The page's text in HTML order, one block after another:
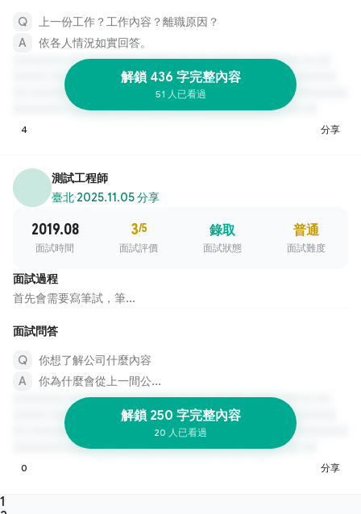
上一份工作？工作內容？離職原因？
依各人情況如實回答。
解鎖 436 字完整內容
51 人已看過
4 分享
測試工程師
臺北·2025.11.05 分享
2019.08
面試時間
3/5
面試評價
錄取
面試狀態
普通
面試難度
面試過程
首先會需要寫筆試，筆...
面試問答
你想了解公司什麼內容
你為什麼會從上一間公...
解鎖 250 字完整內容
20 人已看過
0 分享
1